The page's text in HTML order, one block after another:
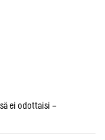
ei odottaisi –